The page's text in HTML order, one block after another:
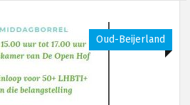
Oud-Beijerland